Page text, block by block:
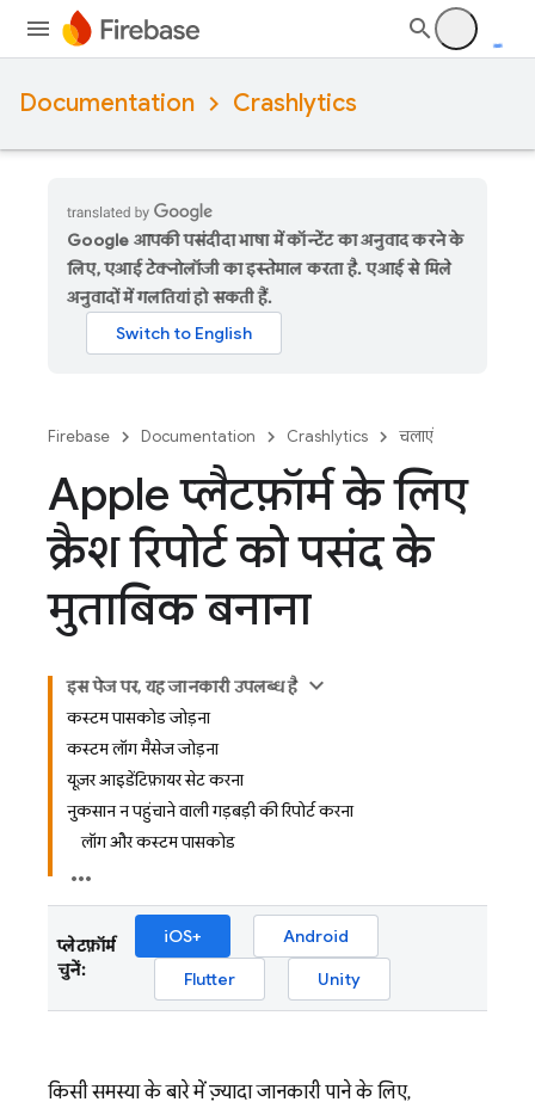
Documentation Crashlytics
Google आपकी पसंदीदा भाषा में कॉन्टेंट का अनुवाद करने के
लिए, एआई टेक्नोलॉजी का इस्तेमाल करता है. एआई से मिले
अनुवादों में गलतियां हो सकती हैं.
Firebase Documentation Crashlytics चलाएं
Apple प्लैटफ़ॉर्म के लिए
क्रैश रिपोर्ट को पसंद के
मुताबिक बनाना
इस पेज पर, यह जानकारी उपलब्ध है
कस्टम पासकोड जोड़ना
कस्टम लॉग मैसेज जोड़ना
यूज़र आइडेंटिफ़ायर सेट करना
नुकसान न पहुंचाने वाली गड़बड़ी की रिपोर्ट करना
लॉग और कस्टम पासकोड
प्लेटफ़ॉर्म
चुनें:
iOS+
Android
Flutter
Unity
किसी समस्या के बारे में ज़्यादा जानकारी पाने के लिए,